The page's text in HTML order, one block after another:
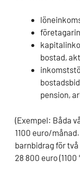
bostad,
pension,
(Exempel: Båda
1100 euro/
barnbidrag för
28 800 euro (1100